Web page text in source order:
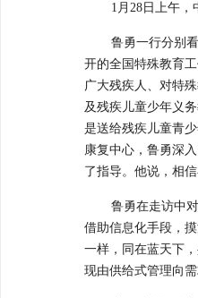
1 月 28 日上午
鲁勇一行分别
开的全国特殊教育
广大残疾人、对特
及残疾儿童少年义
是送给残疾儿童青
康复中心，鲁勇深
了指导。他说，相
鲁勇在走访中
借助信息化手段，
一样，同在蓝天下
现由供给式管理向需